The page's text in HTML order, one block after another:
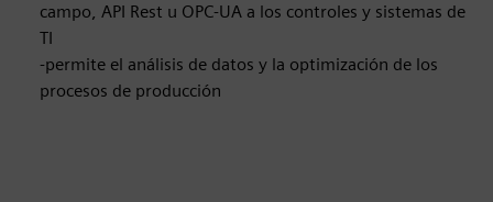
campo, API Rest u OPC-UA a los controles y sistemas de
TI
-permite el análisis de datos y la optimización de los
procesos de producción